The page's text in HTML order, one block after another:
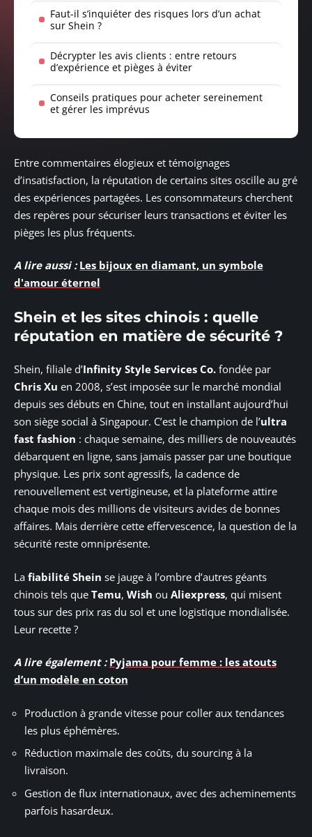
Faut-il s’inquiéter des risques lors d’un achat
sur Shein ?
Décrypter les avis clients : entre retours
d’expérience et pièges à éviter
Conseils pratiques pour acheter sereinement
et gérer les imprévus
Entre commentaires élogieux et témoignages
d’insatisfaction, la réputation de certains sites oscille au gré
des expériences partagées. Les consommateurs cherchent
des repères pour sécuriser leurs transactions et éviter les
pièges les plus fréquents.
A lire aussi : Les bijoux en diamant, un symbole
d'amour éternel
Shein et les sites chinois : quelle
réputation en matière de sécurité ?
Shein, filiale d’Infinity Style Services Co. fondée par
Chris Xu en 2008, s’est imposée sur le marché mondial
depuis ses débuts en Chine, tout en installant aujourd’hui
son siège social à Singapour. C’est le champion de l’ultra
fast fashion : chaque semaine, des milliers de nouveautés
débarquent en ligne, sans jamais passer par une boutique
physique. Les prix sont agressifs, la cadence de
renouvellement est vertigineuse, et la plateforme attire
chaque mois des millions de visiteurs avides de bonnes
affaires. Mais derrière cette effervescence, la question de la
sécurité reste omniprésente.
La fiabilité Shein se jauge à l’ombre d’autres géants
chinois tels que Temu, Wish ou Aliexpress, qui misent
tous sur des prix ras du sol et une logistique mondialisée.
Leur recette ?
A lire également : Pyjama pour femme : les atouts
d’un modèle en coton
Production à grande vitesse pour coller aux tendances
les plus éphémères.
Réduction maximale des coûts, du sourcing à la
livraison.
Gestion de flux internationaux, avec des acheminements
parfois hasardeux.